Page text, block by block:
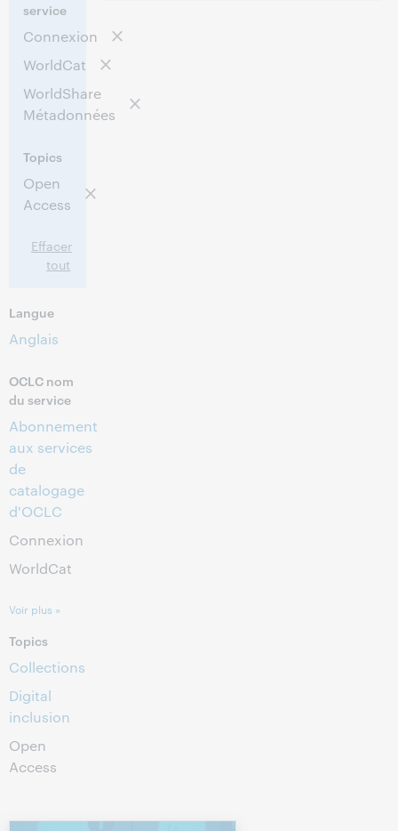
service
Connexion
WorldCat
WorldShare
Métadonnées
Topics
Open
Access
Effacer
tout
Langue
Anglais
OCLC nom
du service
Abonnement
aux services
de
catalogage
d'OCLC
Connexion
WorldCat
Voir plus »
Topics
Collections
Digital
inclusion
Open
Access
Time, North America [UTC -4]